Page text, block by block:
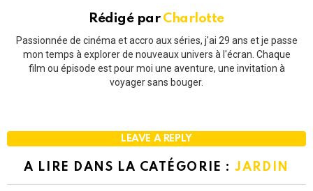
Rédigé par Charlotte
Passionnée de cinéma et accro aux séries, j'ai 29 ans et je passe
mon temps à explorer de nouveaux univers à l'écran. Chaque
film ou épisode est pour moi une aventure, une invitation à
voyager sans bouger.
LEAVE A REPLY
A LIRE DANS LA CATÉGORIE :JARDIN